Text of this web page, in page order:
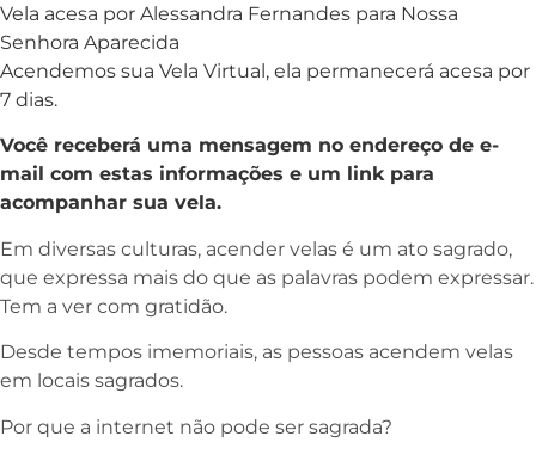
Vela acesa por Alessandra Fernandes para Nossa
Senhora Aparecida
Acendemos sua Vela Virtual, ela permanecerá acesa por
7 dias.
Você receberá uma mensagem no endereço de e-
mail com estas informações e um link para
acompanhar sua vela.
Em diversas culturas, acender velas é um ato sagrado,
que expressa mais do que as palavras podem expressar.
Tem a ver com gratidão.
Desde tempos imemoriais, as pessoas acendem velas
em locais sagrados.
Por que a internet não pode ser sagrada?